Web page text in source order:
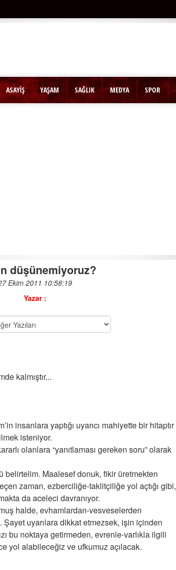
ASAYİŞ YAŞAM SAĞLIK MEDYA SPOR
düşünemiyoruz?
Ekim 2011 10:58:19
Yazar :
kalmıştır...
insanlara yaptığı uyarıcı mahiyette bir hitaptır
isteniyor.
olanlara “yanıtlaması gereken soru” olarak
belirtelim. Maalesef donuk, fikir üretmekten
zaman, ezberciliğe-taklitçiliğe yol açtığı gibi,
da aceleci davranıyor.
halde, evhamlardan-vesveselerden
Şayet uyarılara dikkat etmezsek, işin içinden
bu noktaya getirmeden, evrenle-varlıkla ilgili
yol alabileceğiz ve ufkumuz açılacak.
Hac Arafattır
ÖTENAZİ [FİŞİ ÇEKMEK]
10-01-2012 | 12 : 59 17